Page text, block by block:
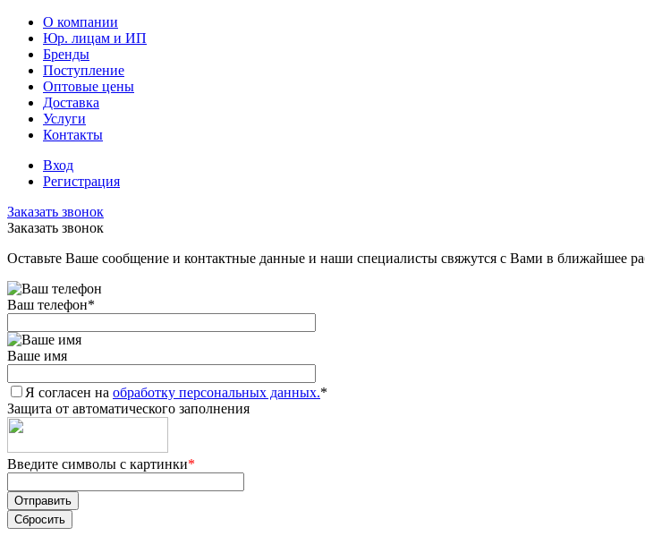
О компании
Юр. лицам и ИП
Бренды
Поступление
Оптовые цены
Доставка
Услуги
Контакты
Вход
Регистрация
Заказать звонок
Заказать звонок
Оставьте Ваше сообщение и контактные данные и наши специалисты свяжутся с Вами в ближайшее
Ваш телефон*
Ваше имя
Я согласен на обработку персональных данных.*
Защита от автоматического заполнения
Введите символы с картинки*